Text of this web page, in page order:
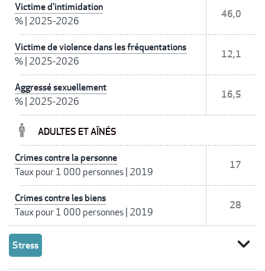
Victime d'intimidation
% 2025-2026
46,0
Victime de violence dans les fréquentations
% 2025-2026
12,1
Aggressé sexuellement
% 2025-2026
16,5
ADULTES ET AÎNÉS
Crimes contre la personne
Taux pour 1 000 personnes 2019
17
Crimes contre les biens
Taux pour 1 000 personnes 2019
28
Stress expand_more